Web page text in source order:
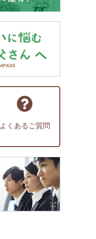
よくあるご質問